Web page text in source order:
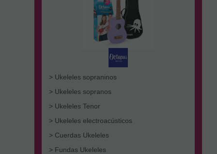
> Ukeleles sopraninos
> Ukeleles sopranos
> Ukeleles Tenor
> Ukeleles electroacústicos
> Cuerdas Ukeleles
> Fundas Ukeleles